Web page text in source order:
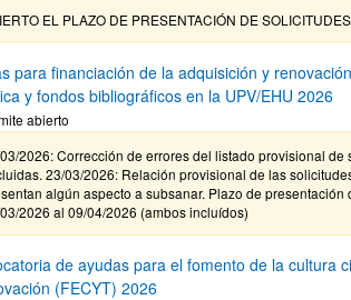
EL PLAZO DE PRESENTACIÓN DE
para financiación de la adquisición y
y fondos bibliográficos en la UPV/EHU 2026
abierto
2026: Corrección de errores del listado provisional de
23/03/2026: Relación provisional de las
algún aspecto a subsanar. Plazo de presentación
2026 al 09/04/2026 (ambos incluídos)
de ayudas para el fomento de la cultura
(FECYT) 2026